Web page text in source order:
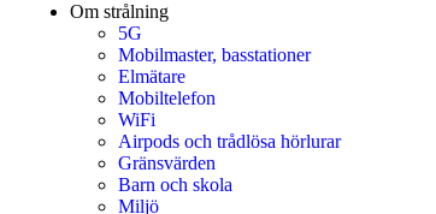
Om strålning
5G
Mobilmaster, basstationer
Elmätare
Mobiltelefon
WiFi
Airpods och trådlösa hörlurar
Gränsvärden
Barn och skola
Miljö